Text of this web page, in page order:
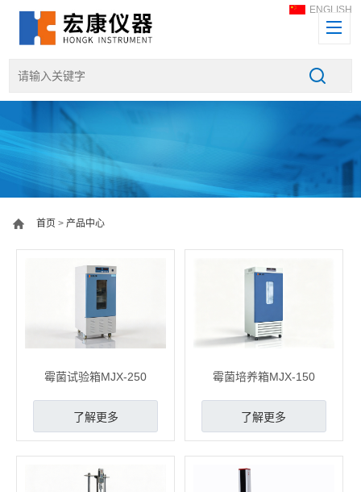
ENGLISH
首页 >产品中心
霉菌试验箱MJX-250
了解更多
霉菌培养箱MJX-150
了解更多